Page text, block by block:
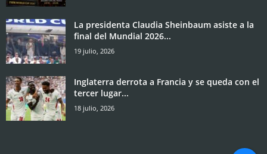
La presidenta Claudia Sheinbaum asiste a la
final del Mundial 2026...
19 julio, 2026
Inglaterra derrota a Francia y se queda con el
tercer lugar...
18 julio, 2026